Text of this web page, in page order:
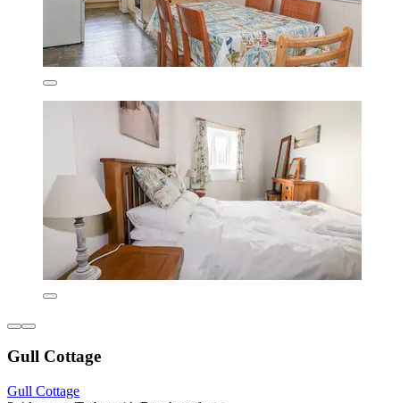
Gull Cottage
Gull Cottage